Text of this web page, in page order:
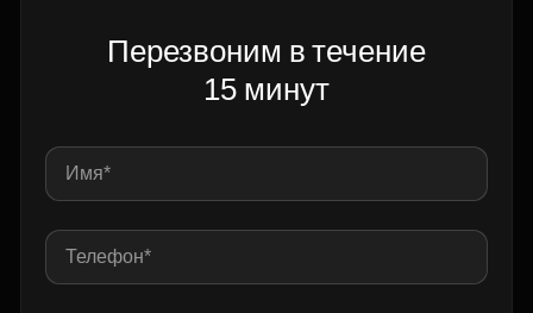
Перезвоним в течение
15 минут